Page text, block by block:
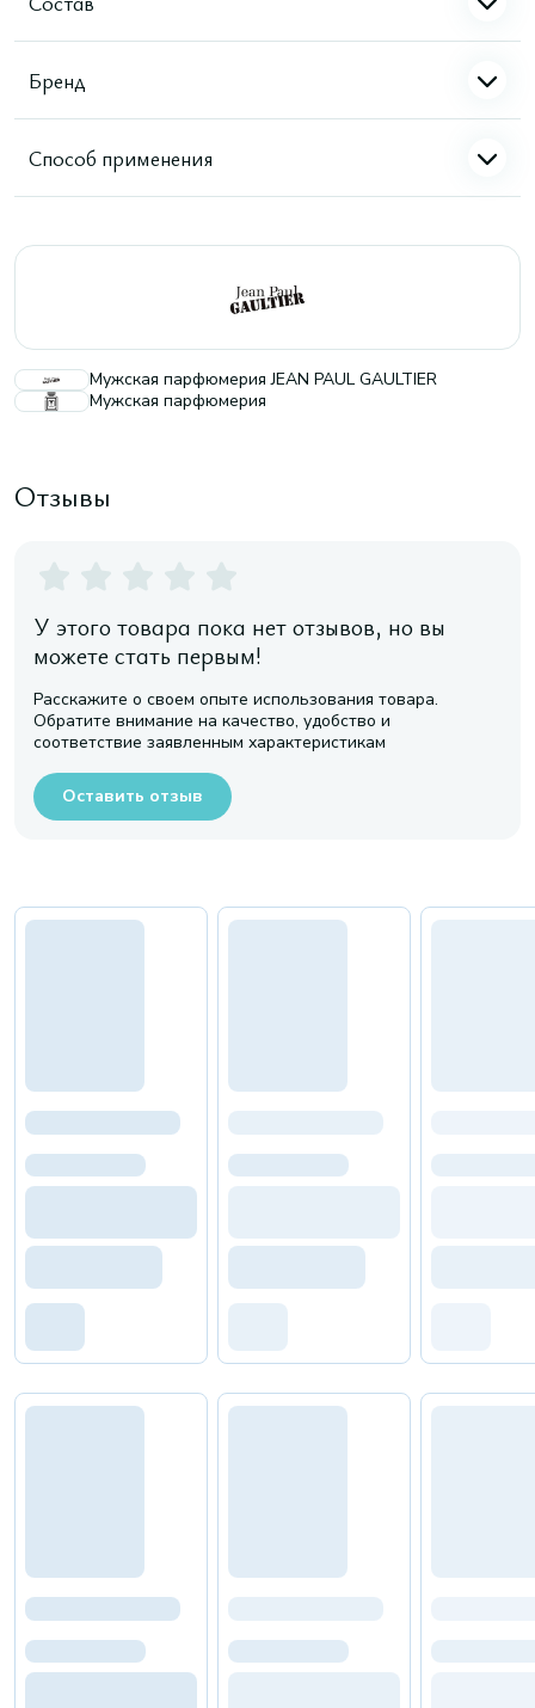
Бренд
Способ применения
Мужская парфюмерия JEAN PAUL GAULTIER
Мужская парфюмерия
Отзывы
У этого товара пока нет отзывов, но вы
можете стать первым!
Расскажите о своем опыте использования товара.
Обратите внимание на качество, удобство и
соответствие заявленным характеристикам
Оставить отзыв